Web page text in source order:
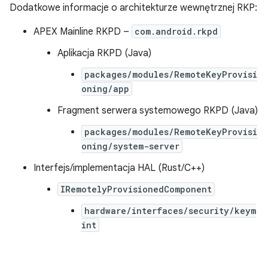
Dodatkowe informacje o architekturze wewnętrznej RKP:
APEX Mainline RKPD – com.android.rkpd
Aplikacja RKPD (Java)
packages/modules/RemoteKeyProvisi
oning/app
Fragment serwera systemowego RKPD (Java)
packages/modules/RemoteKeyProvisi
oning/system-server
Interfejs/implementacja HAL (Rust/C++)
IRemotelyProvisionedComponent
hardware/interfaces/security/keym
int